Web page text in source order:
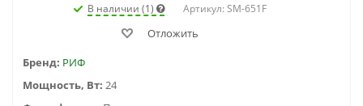
В наличии (1) Артикул: SM-651F
Отложить
Бренд: РИФ
Мощность, Вт: 24